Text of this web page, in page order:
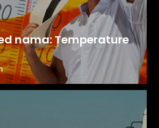
nama: Temperature